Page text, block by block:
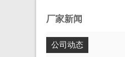
厂家新闻
公司动态